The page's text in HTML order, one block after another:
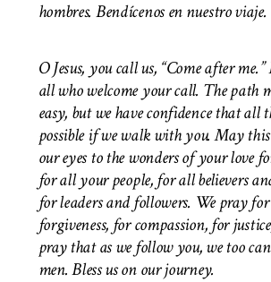
hombres. Bendícenos en nuestro viaje.
O Jesus, you call us, “Come after
all who welcome your call. The path
easy, but we have confidence that all
possible if we walk with you. May
our eyes to the wonders of your love
for all your people, for all believers
for leaders and followers. We pray
forgiveness, for compassion, for
pray that as we follow you, we too
men.Bless us on our journey.